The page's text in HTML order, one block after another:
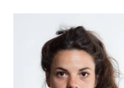
contenuto